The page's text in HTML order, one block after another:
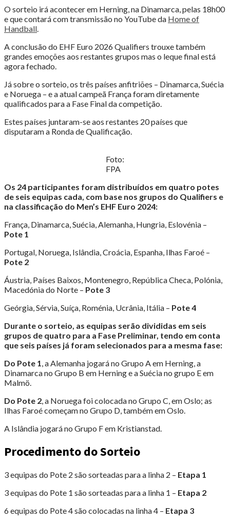
O sorteio irá acontecer em Herning, na Dinamarca, pelas 18h00
e que contará com transmissão no YouTube da Home of
Handball.
A conclusão do EHF Euro 2026 Qualifiers trouxe também
grandes emoções aos restantes grupos mas o leque final está
agora fechado.
Já sobre o sorteio, os três países anfitriões – Dinamarca, Suécia
e Noruega – e a atual campeã França foram diretamente
qualificados para a Fase Final da competição.
Estes países juntaram-se aos restantes 20 países que
disputaram a Ronda de Qualificação.
Foto:
FPA
Os 24 participantes foram distribuídos em quatro potes
de seis equipas cada, com base nos grupos do Qualifiers e
na classificação do Men’s EHF Euro 2024:
França, Dinamarca, Suécia, Alemanha, Hungria, Eslovénia –
Pote 1
Portugal, Noruega, Islândia, Croácia, Espanha, Ilhas Faroé –
Pote 2
Áustria, Países Baixos, Montenegro, República Checa, Polónia,
Macedónia do Norte – Pote 3
Geórgia, Sérvia, Suíça, Roménia, Ucrânia, Itália – Pote 4
Durante o sorteio, as equipas serão divididas em seis
grupos de quatro para a Fase Preliminar, tendo em conta
que seis países já foram selecionados para a mesma fase:
Do Pote 1, a Alemanha jogará no Grupo A em Herning, a
Dinamarca no Grupo B em Herning e a Suécia no grupo E em
Malmö.
Do Pote 2, a Noruega foi colocada no Grupo C, em Oslo; as
Ilhas Faroé começam no Grupo D, também em Oslo.
A Islândia jogará no Grupo F em Kristianstad.
Procedimento do Sorteio
3 equipas do Pote 2 são sorteadas para a linha 2 – Etapa 1
3 equipas do Pote 1 são sorteadas para a linha 1 – Etapa 2
6 equipas do Pote 4 são colocadas na linha 4 – Etapa 3